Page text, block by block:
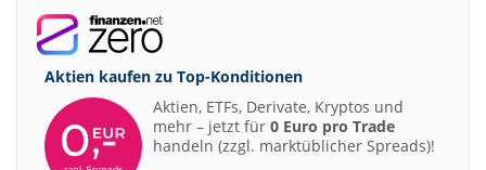
Aktien kaufen zu Top-Konditionen
Aktien, ETFs, Derivate, Kryptos und
mehr – jetzt für 0 Euro pro Trade
handeln (zzgl. marktüblicher Spreads)!